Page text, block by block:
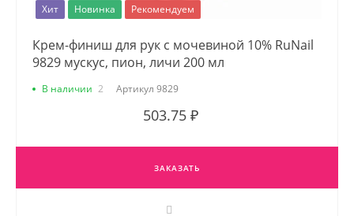
Хит Новинка Рекомендуем
Крем-финиш для рук с мочевиной 10% RuNail
9829 мускус, пион, личи 200 мл
В наличии 2 Артикул 9829
503.75 ₽
ЗАКАЗАТЬ